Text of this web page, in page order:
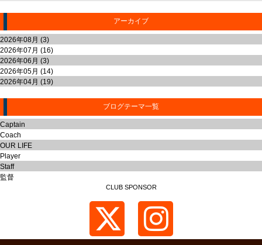
アーカイブ
2026年08月 (3)
2026年07月 (16)
2026年06月 (3)
2026年05月 (14)
2026年04月 (19)
ブログテーマ一覧
Captain
Coach
OUR LIFE
Player
Staff
監督
CLUB SPONSOR